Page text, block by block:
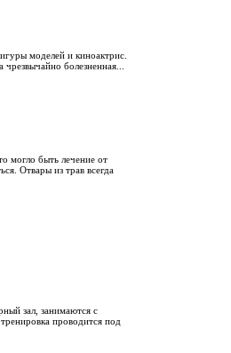
моделей и киноактрис.
болезненная...
могло быть лечение от
Отвары из трав всегда
зал, занимаются с
проводится под